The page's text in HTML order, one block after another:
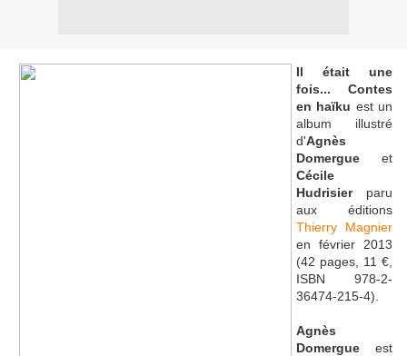
Il était une
fois... Contes
en haïku est un
album illustré
d'Agnès
Domergue et
Cécile
Hudrisierparu
aux éditions
Thierry Magnier
en février 2013
(42 pages, 11 €,
ISBN 978-2-
36474-215-4).
Agnès
Domergue est